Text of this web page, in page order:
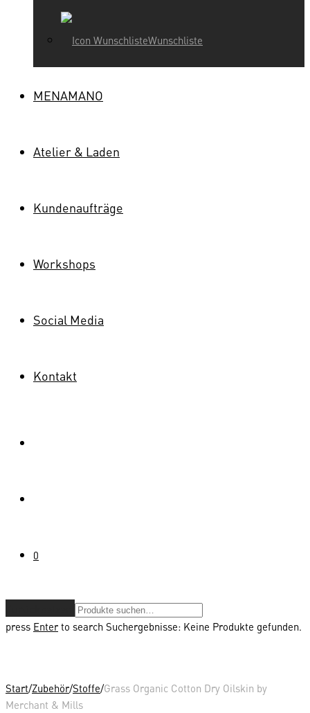
Wunschliste
MENAMANO
Atelier & Laden
Kundenaufträge
Workshops
Social Media
Kontakt
0
press Enterto searchSuchergebnisse: Keine Produkte gefunden.
Start/Zubehör/Stoffe/Grass Organic Cotton Dry Oilskin by
Merchant & Mills